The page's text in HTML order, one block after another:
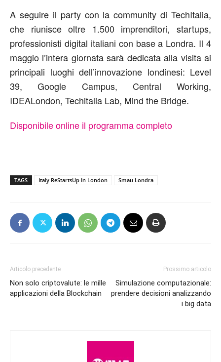
A seguire il party con la community di TechItalia,
che riunisce oltre 1.500 imprenditori, startups,
professionisti digital italiani con base a Londra. Il 4
maggio l’intera giornata sarà dedicata alla visita ai
principali luoghi dell’innovazione londinesi: Level
39, Google Campus, Central Working,
IDEALondon, Techitalia Lab, Mind the Bridge.
Disponibile online il programma completo
TAGS Italy ReStartsUp In London Smau Londra
Articolo precedente
Non solo criptovalute: le mille
applicazioni della Blockchain
Prossimo articolo
Simulazione computazionale:
prendere decisioni analizzando
i big data